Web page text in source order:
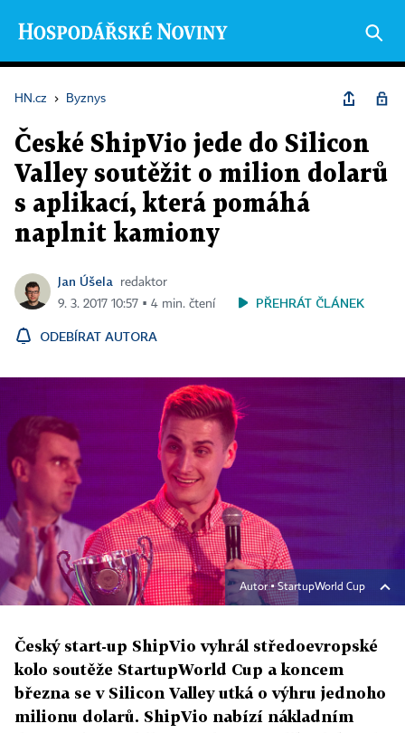
HN.cz › Byznys
České ShipVio jede do Silicon
Valley soutěžit o milion dolarů
s aplikací, která pomáhá
naplnit kamiony
Jan Úšela
redaktor
9. 3. 2017 10:57 ▪ 4 min. čtení
PŘEHRÁT ČLÁNEK
ODEBÍRAT AUTORA
Autor ▪StartupWorld Cup
Český start-up ShipVio vyhrál středoevropské
kolo soutěže StartupWorld Cup a koncem
března se v Silicon Valley utká o výhru jednoho
milionu dolarů. ShipVio nabízí nákladním